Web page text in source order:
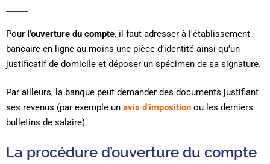
Pour l’ouverture du compte, il faut adresser à l'établissement
bancaire en ligne au moins une pièce d’identité ainsi qu’un
justificatif de domicile et déposer un spécimen de sa signature.
Par ailleurs, la banque peut demander des documents justifiant
ses revenus (par exemple un avis d’imposition ou les derniers
bulletins de salaire).
La procédure d’ouverture du compte